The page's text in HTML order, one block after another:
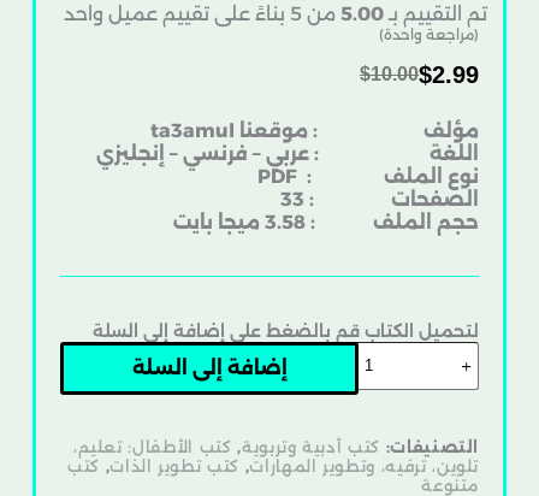
تم التقييم بـ5.00 من 5 بناءً على تقييم عميل واحد
(مراجعة واحدة)
$10.00$2.99
مؤلف : موقعنا ta3amul
اللغة : عربي – فرنسي – إنجليزي
نوع الملف: PDF
الصفحات : 33
حجم الملف : 3.58 ميجا بايت
لتحميل الكتاب قم بالضغط على إضافة إلى السلة
إضافة إلى السلة
التصنيفات: كتب أدبية وتربوية, كتب الأطفال: تعليم،
تلوين، ترفيه، وتطوير المهارات, كتب تطوير الذات, كتب
متنوعة